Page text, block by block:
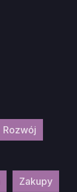
Rozwój
Zakupy